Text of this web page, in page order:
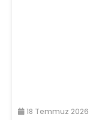
18 Temmuz 2026